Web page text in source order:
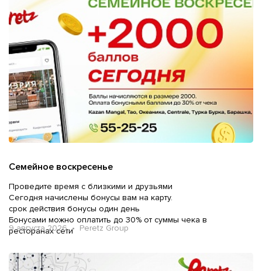
Семейное воскресенье
Проведите время с близкими и друзьями
Сегодня начислены бонусы вам на карту.
срок действия бонусы один день
Бонусами можно оплатить до 30% от суммы чека в
ресторанах сети
9 августа 2026 • Peretz Group